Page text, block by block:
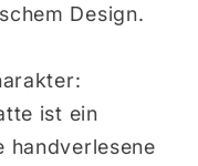
Design.
ist ein
handverlesene